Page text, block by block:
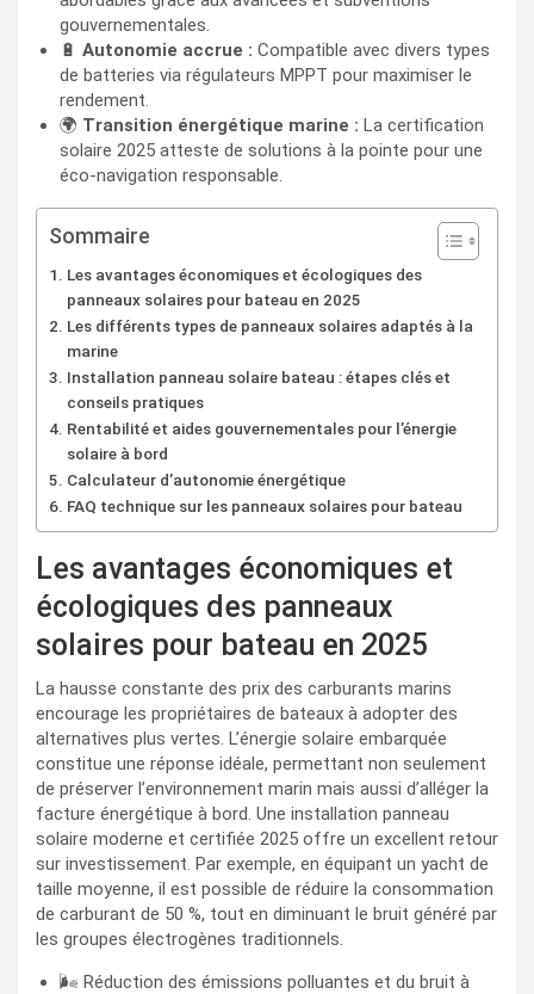
gouvernementales.
🔋 Autonomie accrue : Compatible avec divers types
de batteries via régulateurs MPPT pour maximiser le
rendement.
🌍 Transition énergétique marine : La certification
solaire 2025 atteste de solutions à la pointe pour une
éco-navigation responsable.
Sommaire
Les avantages économiques et écologiques des
panneaux solaires pour bateau en 2025
Les différents types de panneaux solaires adaptés à la
marine
Installation panneau solaire bateau : étapes clés et
conseils pratiques
Rentabilité et aides gouvernementales pour l’énergie
solaire à bord
Calculateur d’autonomie énergétique
FAQ technique sur les panneaux solaires pour bateau
Les avantages économiques et
écologiques des panneaux
solaires pour bateau en 2025
La hausse constante des prix des carburants marins
encourage les propriétaires de bateaux à adopter des
alternatives plus vertes. L’énergie solaire embarquée
constitue une réponse idéale, permettant non seulement
de préserver l’environnement marin mais aussi d’alléger la
facture énergétique à bord. Une installation panneau
solaire moderne et certifiée 2025 offre un excellent retour
sur investissement. Par exemple, en équipant un yacht de
taille moyenne, il est possible de réduire la consommation
de carburant de 50 %, tout en diminuant le bruit généré par
les groupes électrogènes traditionnels.
🌬️ Réduction des émissions polluantes et du bruit à